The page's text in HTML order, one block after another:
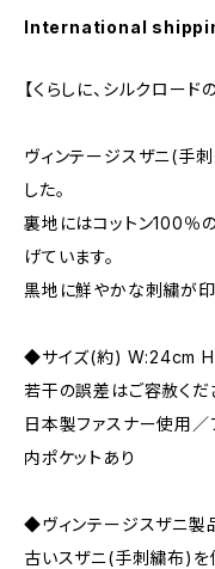
International
【くらしに、シルクロード
ヴィンテージスザニ(手
した。
裏地にはコットン100％
げています。
黒地に鮮やかな刺繍が印
◆サイズ(約) W:24cm
若干の誤差はご容赦くだ
日本製ファスナー使用／
内ポケットあり
◆ヴィンテージスザニ製
古いスザニ(手刺繍布)を